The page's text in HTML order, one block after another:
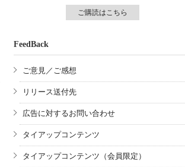
ご購読はこちら
FeedBack
ご意見／ご感想
リリース送付先
広告に対するお問い合わせ
タイアップコンテンツ
タイアップコンテンツ（会員限定）